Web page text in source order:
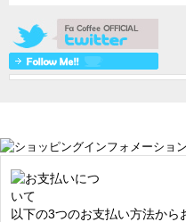
以下の3つのお支払い方法から